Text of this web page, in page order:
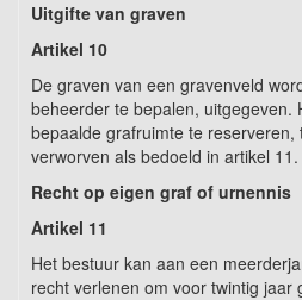
Uitgifte van graven
Artikel 10
De graven van een gravenveld
beheerder te bepalen, uitgegeven.
bepaalde grafruimte te reserveren,
verworven als bedoeld in artikel 11.
Recht op eigen graf of urnennis
Artikel 11
Het bestuur kan aan een
recht verlenen om voor twintig jaar